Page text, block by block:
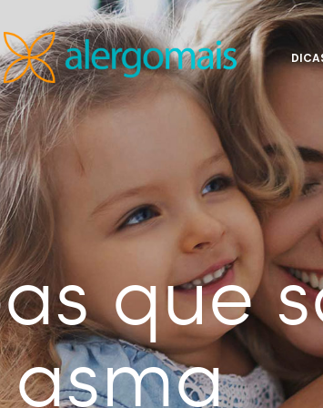
que
asma